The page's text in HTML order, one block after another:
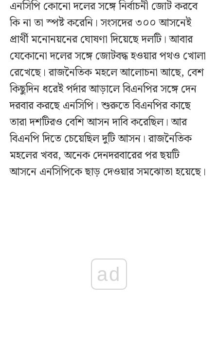
এনসিপি কোনো দলের সঙ্গে নির্বাচনী জোট করবে
কি না তা স্পষ্ট করেনি। সংসদের ৩০০ আসনেই
প্রার্থী মনোনয়নের ঘোষণা দিয়েছে দলটি। আবার
যেকোনো দলের সঙ্গে জোটবদ্ধ হওয়ার পথও খোলা
রেখেছে। রাজনৈতিক মহলে আলোচনা আছে, বেশ
কিছুদিন ধরেই পর্দার আড়ালে বিএনপির সঙ্গে দেন
দরবার করছে এনসিপি। শুরুতে বিএনপির কাছে
তারা দশটিরও বেশি আসন দাবি করেছিল। আর
বিএনপি দিতে চেয়েছিল দুটি আসন। রাজনৈতিক
মহলের খবর, অনেক দেনদরবারের পর ছয়টি
আসনে এনসিপিকে ছাড় দেওয়ার সমঝোতা হয়েছে।
ad